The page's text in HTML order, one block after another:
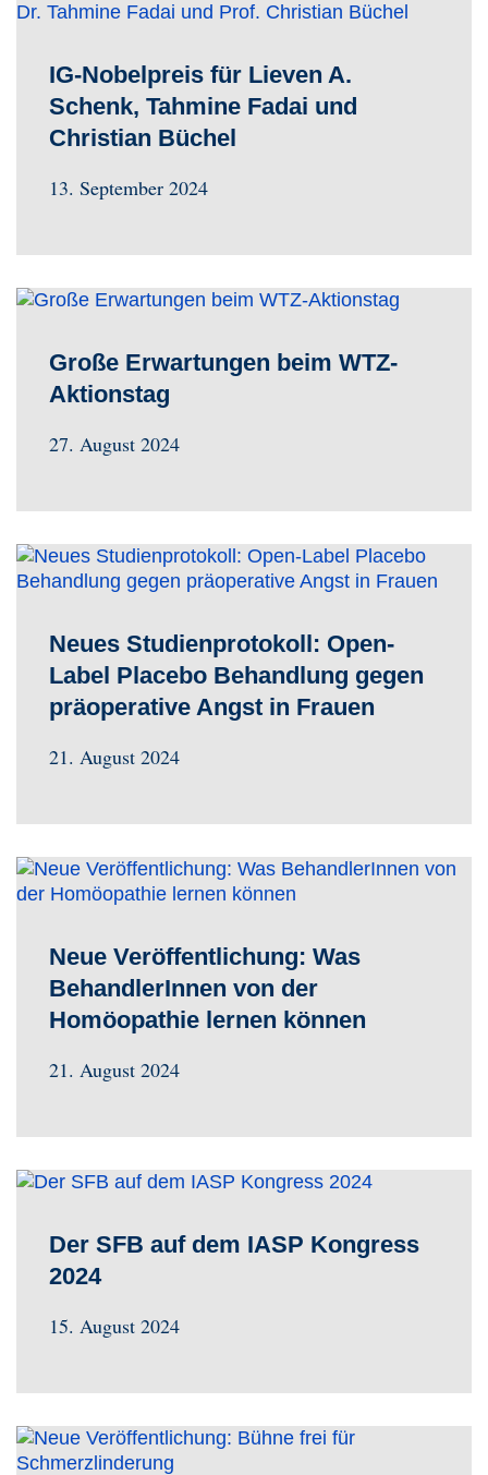
IG-Nobelpreis für Lieven A.
Schenk, Tahmine Fadai und
Christian Büchel
13. September 2024
Große Erwartungen beim WTZ-
Aktionstag
27. August 2024
Neues Studienprotokoll: Open-
Label Placebo Behandlung gegen
präoperative Angst in Frauen
21. August 2024
Neue Veröffentlichung: Was
BehandlerInnen von der
Homöopathie lernen können
21. August 2024
Der SFB auf dem IASP Kongress
2024
15. August 2024